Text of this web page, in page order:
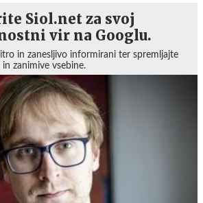
Siol.net za svoj
vir na Googlu.
in zanesljivo informirani ter spremljajte
zanimive vsebine.